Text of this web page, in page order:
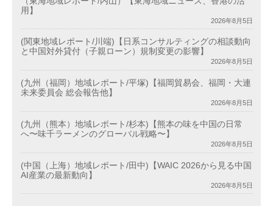
用】
2026年8月5日
(関東地域レポート/川端)【日系コンサルティングの相談動向
と中国対外貸付（子親ローン）規制変更の影響】
2026年8月5日
(九州（福岡）地域レポート/平塚)【福岡貿易会、福岡・大連
未来委員会 総会報告他】
2026年8月5日
(九州（熊本）地域レポート/杉本)【熊本の味を中国の日常
へ〜味千ラーメンのグローバル戦略〜】
2026年8月5日
(中国（上海）地域レポート/田中)【WAIC 2026から見る中国
AI産業の最新動向】
2026年8月5日